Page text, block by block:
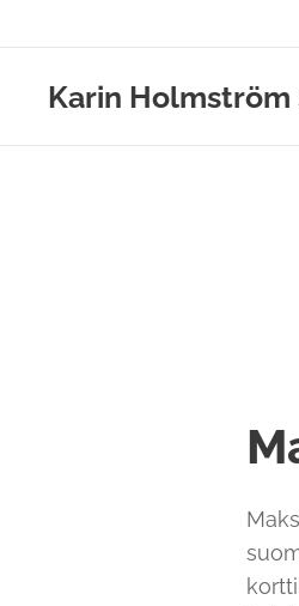
Karin Holmström